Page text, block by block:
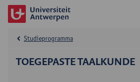
TOEGEPASTE TAALKUNDE
Studieprogramma